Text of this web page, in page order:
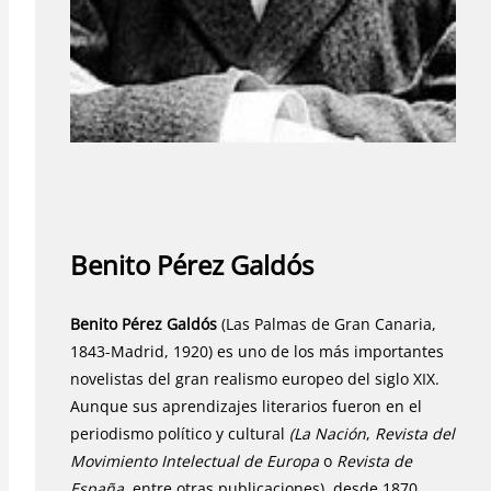
Benito Pérez Galdós
Benito Pérez Galdós (Las Palmas de Gran Canaria,
1843-Madrid, 1920) es uno de los más importantes
novelistas del gran realismo europeo del siglo XIX.
Aunque sus aprendizajes literarios fueron en el
periodismo político y cultural (La Nación, Revista del
Movimiento Intelectual de Europa o Revista de